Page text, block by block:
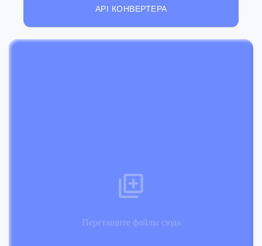
API КОНВЕРТЕРА
Перетащите файлы сюда